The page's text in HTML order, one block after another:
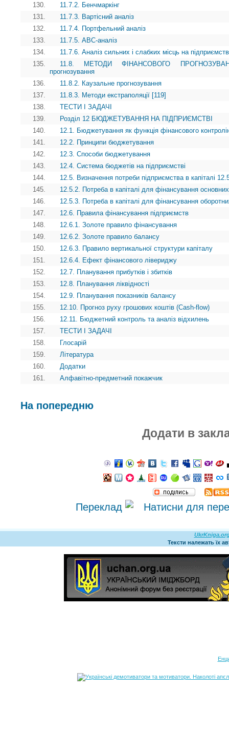
130.
11.7.2. Бенчмаркінг
131.
11.7.3. Вартісний аналіз
132.
11.7.4. Портфельний аналіз
133.
11.7.5. АВС-аналіз
134.
11.7.6. Аналіз сильних і слабких місць на
135.
11.8. МЕТОДИ ФІНАНСОВОГО
прогнозування
136.
11.8.2. Каузальне прогнозування
137.
11.8.3. Методи екстраполяції [119]
138.
ТЕСТИ І ЗАДАЧІ
139.
Розділ 12 БЮДЖЕТУВАННЯ НА ПІДПРИЄМСТВІ
140.
12.1. Бюджетування як функція фінансового
141.
12.2. Принципи бюджетування
142.
12.3. Способи бюджетування
143.
12.4. Система бюджетів на підприємстві
144.
12.5. Визначення потреби підприємства в капіталі
145.
12.5.2. Потреба в капіталі для фінансування основних
146.
12.5.3. Потреба в капіталі для фінансування
147.
12.6. Правила фінансування підприємств
148.
12.6.1. Золоте правило фінансування
149.
12.6.2. Золоте правило балансу
150.
12.6.3. Правило вертикальної структури капіталу
151.
12.6.4. Ефект фінансового лівериджу
152.
12.7. Планування прибутків і збитків
153.
12.8. Планування ліквідності
154.
12.9. Планування показників балансу
155.
12.10. Прогноз руху грошових коштів (Cash-flow)
156.
12.11. Бюджетний контроль та аналіз відхилень
157.
ТЕСТИ І ЗАДАЧІ
158.
Глосарій
159.
Література
160.
Додатки
161.
Алфавітно-предметний покажчик
На попередню
Додати в
Переклад
Тексти належать їх